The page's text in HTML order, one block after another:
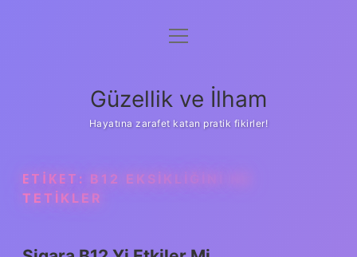
Anasayfa
Yasal Uyarı
menüyü
Güzellik ve İlham
Hayatına zarafet katan pratik fikirler!
ETIKET: B12 EKSIKLIĞINI NE
TETIKLER